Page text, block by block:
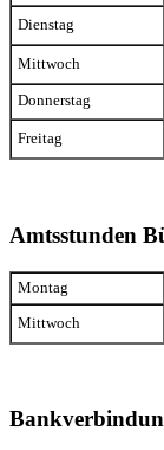
Dienstag
Mittwoch
Donnerstag
Freitag
Amtsstunden
Montag
Mittwoch